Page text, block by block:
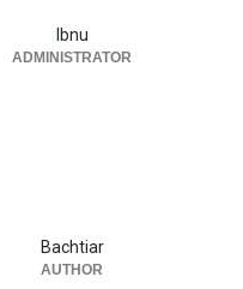
Ibnu
ADMINISTRATOR
Bachtiar
AUTHOR